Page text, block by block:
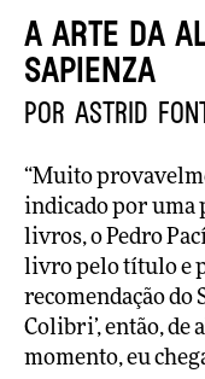
A ARTE DA
SAPIENZA
por Astrid
“Muito
indicado por uma
livros, o Pedro
livro pelo título e
recomendação do
Colibri’, então, de
momento, eu